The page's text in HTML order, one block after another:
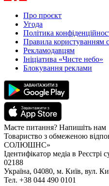
Про проєкт
Угода
Політика
Правила користуванням
Рекламодавцям
Ініціатива «Чисте небо»
Блокування реклами
Маєте питання? Напишіть нам
Товариство з обмеженою
СОЛЮШНС»
Ідентифікатор медіа в Реєстрі
02188
Україна, 04080, м. Київ, вул.
Тел. +38 044 490 0101